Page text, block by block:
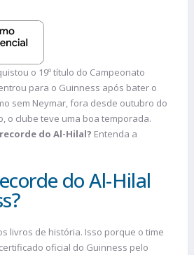
o 19º título do Campeonato
para o Guinness após bater o
sem Neymar, fora desde outubro do
o clube teve uma boa temporada.
recorde do Al-Hilal? Entenda a
do Al-Hilal
livros de história. Isso porque o time
oficial do Guinness pelo